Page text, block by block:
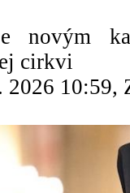
cirkvi
2026 10:59,